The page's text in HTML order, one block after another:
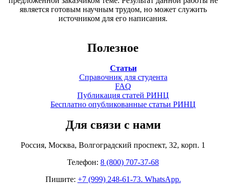
является готовым научным трудом, но может служить
источником для его написания.
Полезное
Статьи
Справочник для студента
FAQ
Публикация статей РИНЦ
Бесплатно опубликованные статьи РИНЦ
Для связи с нами
Россия, Москва, Волгоградский проспект, 32, корп. 1
Телефон: 8 (800) 707-37-68
Пишите: +7 (999) 248-61-73. WhatsApp.